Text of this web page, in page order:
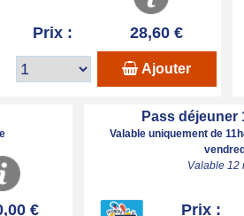
Prix : 28,60 €
Ajouter
€
Pass déjeuner
Valable uniquement de
Valable 12
Prix :